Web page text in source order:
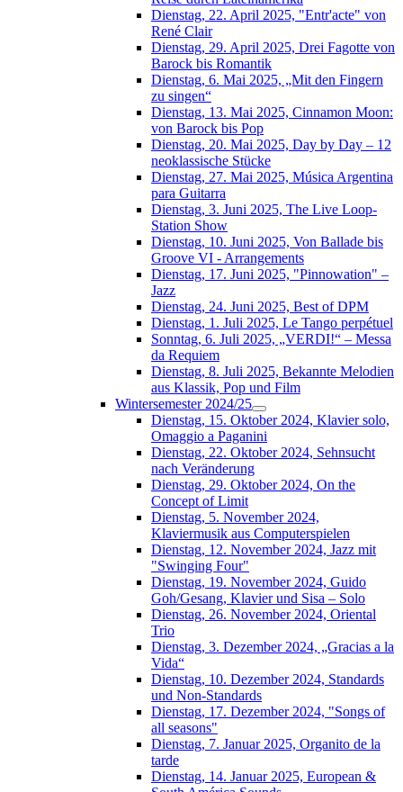
Dienstag, 22. April 2025, "Entr'acte" von
René Clair
Dienstag, 29. April 2025, Drei Fagotte von
Barock bis Romantik
Dienstag, 6. Mai 2025, „Mit den Fingern
zu singen“
Dienstag, 13. Mai 2025, Cinnamon Moon:
von Barock bis Pop
Dienstag, 20. Mai 2025, Day by Day – 12
neoklassische Stücke
Dienstag, 27. Mai 2025, Música Argentina
para Guitarra
Dienstag, 3. Juni 2025, The Live Loop-
Station Show
Dienstag, 10. Juni 2025, Von Ballade bis
Groove VI - Arrangements
Dienstag, 17. Juni 2025, "Pinnowation" –
Jazz
Dienstag, 24. Juni 2025, Best of DPM
Dienstag, 1. Juli 2025, Le Tango perpétuel
Sonntag, 6. Juli 2025, „VERDI!“ – Messa
da Requiem
Dienstag, 8. Juli 2025, Bekannte Melodien
aus Klassik, Pop und Film
Wintersemester 2024/25
Dienstag, 15. Oktober 2024, Klavier solo,
Omaggio a Paganini
Dienstag, 22. Oktober 2024, Sehnsucht
nach Veränderung
Dienstag, 29. Oktober 2024, On the
Concept of Limit
Dienstag, 5. November 2024,
Klaviermusik aus Computerspielen
Dienstag, 12. November 2024, Jazz mit
"Swinging Four"
Dienstag, 19. November 2024, Guido
Goh/Gesang, Klavier und Sisa – Solo
Dienstag, 26. November 2024, Oriental
Trio
Dienstag, 3. Dezember 2024, „Gracias a la
Vida“
Dienstag, 10. Dezember 2024, Standards
und Non-Standards
Dienstag, 17. Dezember 2024, "Songs of
all seasons"
Dienstag, 7. Januar 2025, Organito de la
tarde
Dienstag, 14. Januar 2025, European &